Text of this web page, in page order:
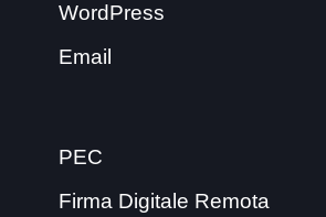
WordPress
Email
PEC
Firma Digitale Remota